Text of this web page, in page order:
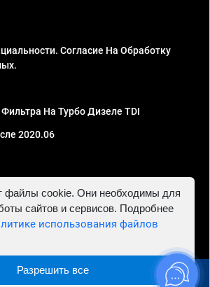
Согласие На Обработку
На Турбо Дизеле TDI
2020.06
Павлович. ИНН 781302555843,
тюнинг в Иркутске - Автосервис
файлы cookie. Они необходимы для
сайтов и сервисов. Подробнее
использования файлов
Разрешить все